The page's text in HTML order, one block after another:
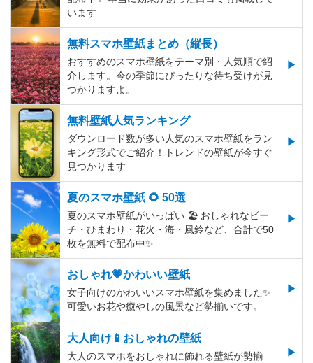
います
無料スマホ壁紙まとめ（縦長）
おすすめのスマホ壁紙をテーマ別・人気順で紹
介します。今の季節にぴったりな待ち受けが見
つかりますよ。
無料壁紙人気ランキング
ダウンロード数が多い人気のスマホ壁紙をラン
キング形式でご紹介！トレンドの壁紙が今すぐ
見つかります
夏のスマホ壁紙 🌻 50選
夏のスマホ壁紙がいっぱい 🏖 おしゃれなビー
チ・ひまわり・花火・海・風鈴など、合計で50
枚を無料で配布中✨
おしゃれ💗かわいい壁紙
女子向けのかわいいスマホ壁紙を集めました✨
可愛いお花や癒やしの風景など勢揃いです。
大人向け📱おしゃれの壁紙
大人のスマホをおしゃれに飾れる壁紙が勢揃